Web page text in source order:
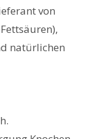
von
natürlichen